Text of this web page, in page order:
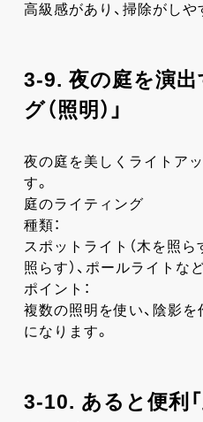
高級感があり、掃除がしや
3-9. 夜の庭を演出
グ（照明）」
夜の庭を美しくライトア
す。
庭のライティング
種類：
スポットライト（木を照ら
照らす）、ポールライトなど
ポイント：
複数の照明を使い、陰影
になります。
3-10. あると便利